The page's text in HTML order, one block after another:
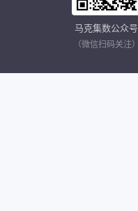
马克集数公众号
（微信扫码关注）